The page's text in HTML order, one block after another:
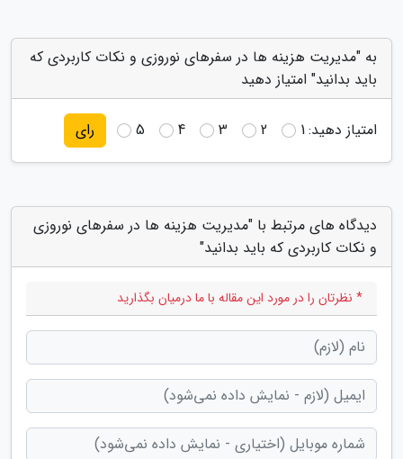
به "مدیریت هزینه ها در سفرهای نوروزی و نکات کاربردی که
باید بدانید" امتیاز دهید
امتیاز دهید:1
2
3
4
5 رای
دیدگاه های مرتبط با "مدیریت هزینه ها در سفرهای نوروزی
و نکات کاربردی که باید بدانید"
* نظرتان را در مورد این مقاله با ما درمیان بگذارید